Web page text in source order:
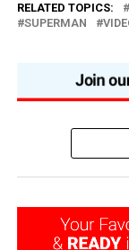
RELATED TOPICS:
SUPERMAN